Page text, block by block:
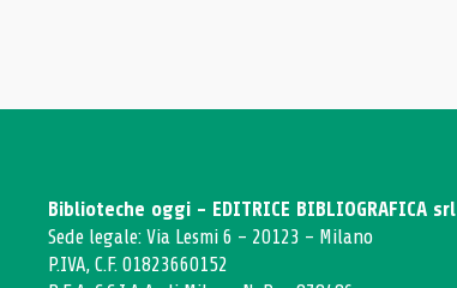
Biblioteche oggi - EDITRICE BIBLIOGRAFICA srl
Sede legale: Via Lesmi 6 - 20123 - Milano
P.IVA, C.F. 01823660152